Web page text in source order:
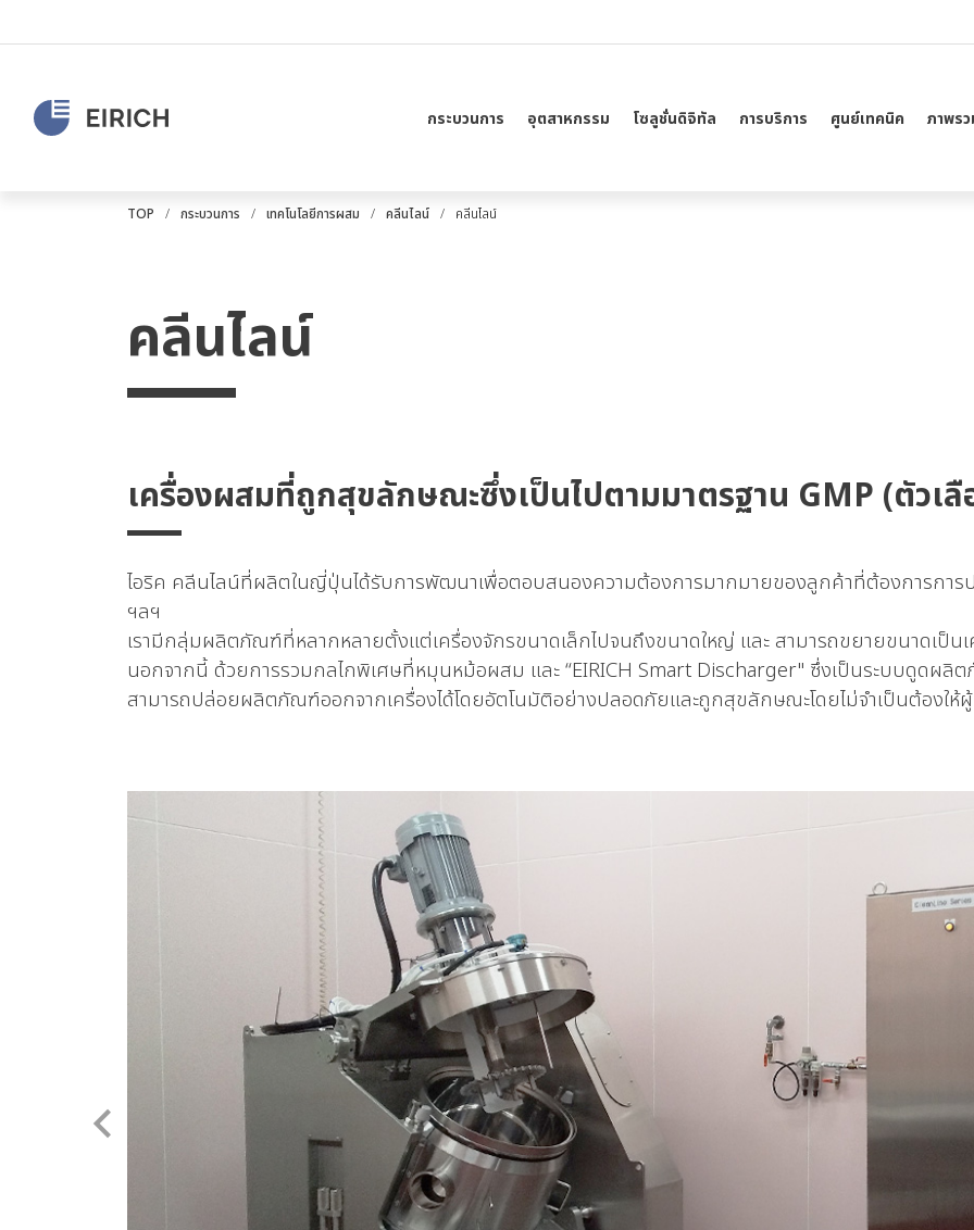
กระบวนการ อุตสาหกรรม โซลูชั่นดิจิทัล การบริการ ศูนย์เทคนิค ภาพร
TOP กระบวนการ เทคโนโลยีการผสม คลีนไลน์ คลีนไลน์
คลีนไลน์
เครื่องผสมที่ถูกสุขลักษณะซึ่งเป็นไปตามมาตรฐาน GMP (ตัวเลื
ไอริค คลีนไลน์ที่ผลิตในญี่ปุ่นได้รับการพัฒนาเพื่อตอบสนองความต้องการมากมายของลูกค้าที่ต้องการการ
ฯลฯ
เรามีกลุ่มผลิตภัณฑ์ที่หลากหลายตั้งแต่เครื่องจักรขนาดเล็กไปจนถึงขนาดใหญ่ และ สามารถขยายขนาดเป็น
นอกจากนี้ ด้วยการรวมกลไกพิเศษที่หมุนหม้อผสม และ “EIRICH Smart Discharger" ซึ่งเป็นระบบดูดผ
สามารถปล่อยผลิตภัณฑ์ออกจากเครื่องได้โดยอัตโนมัติอย่างปลอดภัยและถูกสุขลักษณะโดยไม่จำเป็นต้องให้